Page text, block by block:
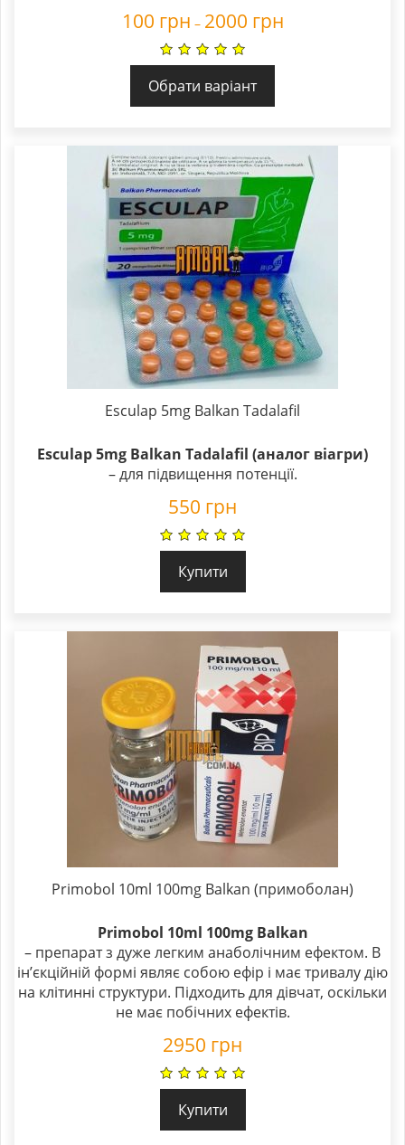
100 грн – 2000 грн
Обрати варіант
Esculap 5mg Balkan Tadalafil
Esculap 5mg Balkan Tadalafil (аналог віагри)
– для підвищення потенції.
550 грн
Купити
Primobol 10ml 100mg Balkan (примоболан)
Primobol 10ml 100mg Balkan
– препарат з дуже легким анаболічним ефектом. В
ін’єкційній формі являє собою ефір і має тривалу дію
на клітинні структури. Підходить для дівчат, оскільки
не має побічних ефектів.
2950 грн
Купити